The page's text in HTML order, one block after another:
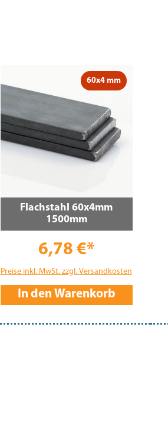
60x4 mm
Flachstahl 60x4mm
1500mm
6,78 €*
Preise inkl. MwSt. zzgl. Versandkosten
In den Warenkorb